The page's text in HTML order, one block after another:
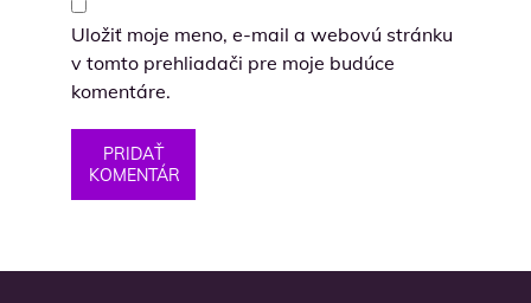
Uložiť moje meno, e-mail a webovú stránku
v tomto prehliadači pre moje budúce
komentáre.
PRIDAŤ
KOMENTÁR